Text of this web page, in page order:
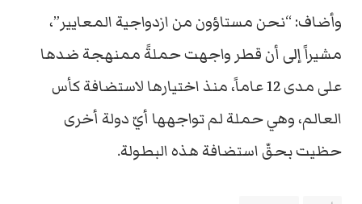
وأضاف: “نحن مستاؤون من ازدواجية المعايير”،
مشيراً إلى أن قطر واجهت حملةً ممنهجة ضدها
على مدى 12 عاماً، منذ اختيارها لاستضافة كأس
العالم، وهي حملة لم تواجهها أيّ دولة أخرى
حظيت بحقّ استضافة هذه البطولة.